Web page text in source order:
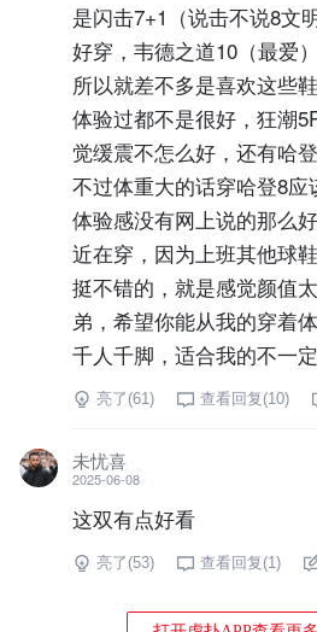
是闪击7+1（说击不说8文
好穿，韦德之道10（最爱
所以就差不多是喜欢这些
体验过都不是很好，狂潮
觉缓震不怎么好，还有哈
不过体重大的话穿哈登8
体验感没有网上说的那么
近在穿，因为上班其他球
挺不错的，就是感觉颜值
弟，希望你能从我的穿着
千人千脚，适合我的不一定
亮了(61) 查看回复(10)
未忧喜
2025-06-08
这双有点好看
亮了(53) 查看回复(1)